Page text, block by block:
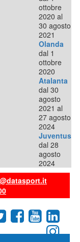
ottobre
2020 al
30 agosto
2021
Olanda
dal 1
ottobre
2020
Atalanta
dal 30
agosto
2021 al
27 agosto
2024
Juventus
dal 28
agosto
2024